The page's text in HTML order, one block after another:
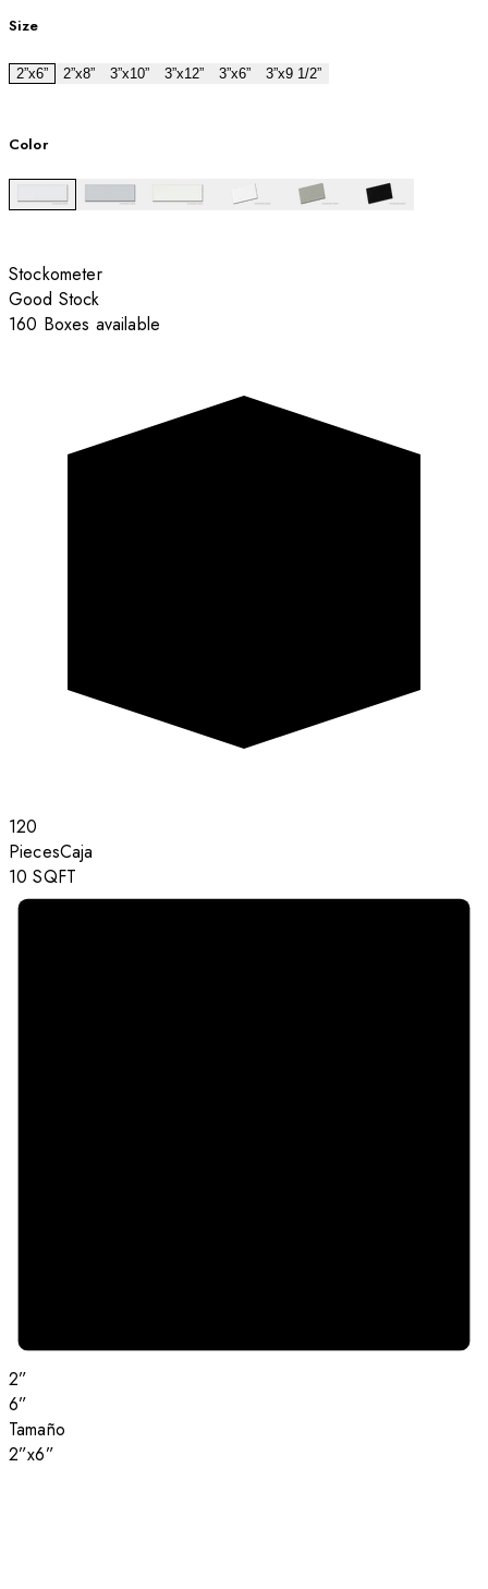
Size
2”x6” 2”x8” 3”x10” 3”x12” 3”x6” 3”x9 1/2”
Color
Stockometer
Good Stock
160 Boxes available
120
PiecesCaja
10 SQFT
2”
6”
Tamaño
2”x6”